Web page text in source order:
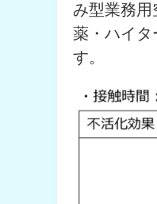
み型業務用
薬・ハイタ
す。